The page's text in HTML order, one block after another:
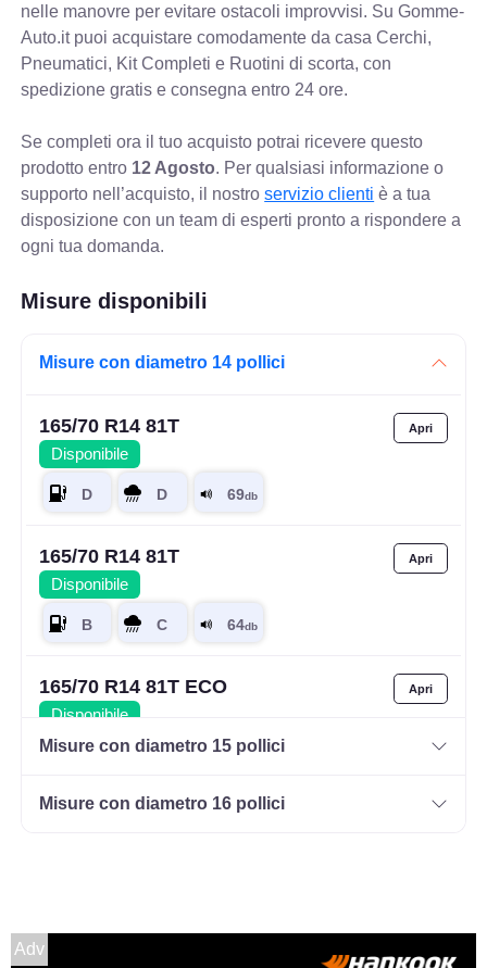
nelle manovre per evitare ostacoli improvvisi. Su Gomme-
Auto.it puoi acquistare comodamente da casa Cerchi,
Pneumatici, Kit Completi e Ruotini di scorta, con
spedizione gratis e consegna entro 24 ore.
Se completi ora il tuo acquisto potrai ricevere questo
prodotto entro 12 Agosto. Per qualsiasi informazione o
supporto nell’acquisto, il nostroservizio clienti è a tua
disposizione con un team di esperti pronto a rispondere a
ogni tua domanda.
Misure disponibili
Misure con diametro 14 pollici
165/70 R14 81T
Disponibile
165/70 R14 81T
Disponibile
165/70 R14 81T ECO
Disponibile
165/70 R14 81T SKODA
175/65 R14 82T ECO VW
Misure con diametro 15 pollici
Misure con diametro 16 pollici
Adv